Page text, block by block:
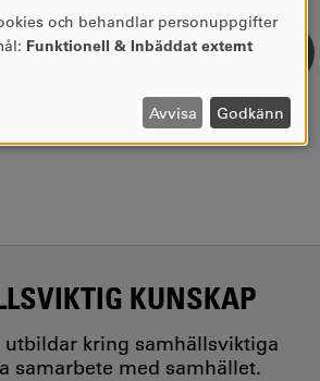
KUNSKAP
utbildar kring samhällsviktiga
samarbete med samhället.
och behandlar personuppgifter
Funktionell & Inbäddat externt
Avvisa Godkänn